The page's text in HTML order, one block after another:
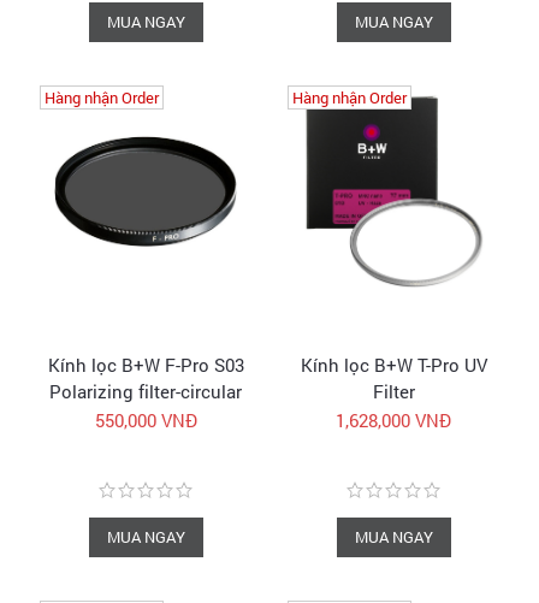
MUA NGAY MUA NGAY
Kính lọc B+W F-Pro S03
Polarizing filter-circular
| Sale up 69% cho 52-58-
550,000 VNĐ
Hàng nhận Order
Hàng nhận Order
MUA NGAY
Kính lọc B+W T-Pro UV
Filter
1,628,000 VNĐ
Hàng nhận Order
Hàng nhận Order
MUA NGAY